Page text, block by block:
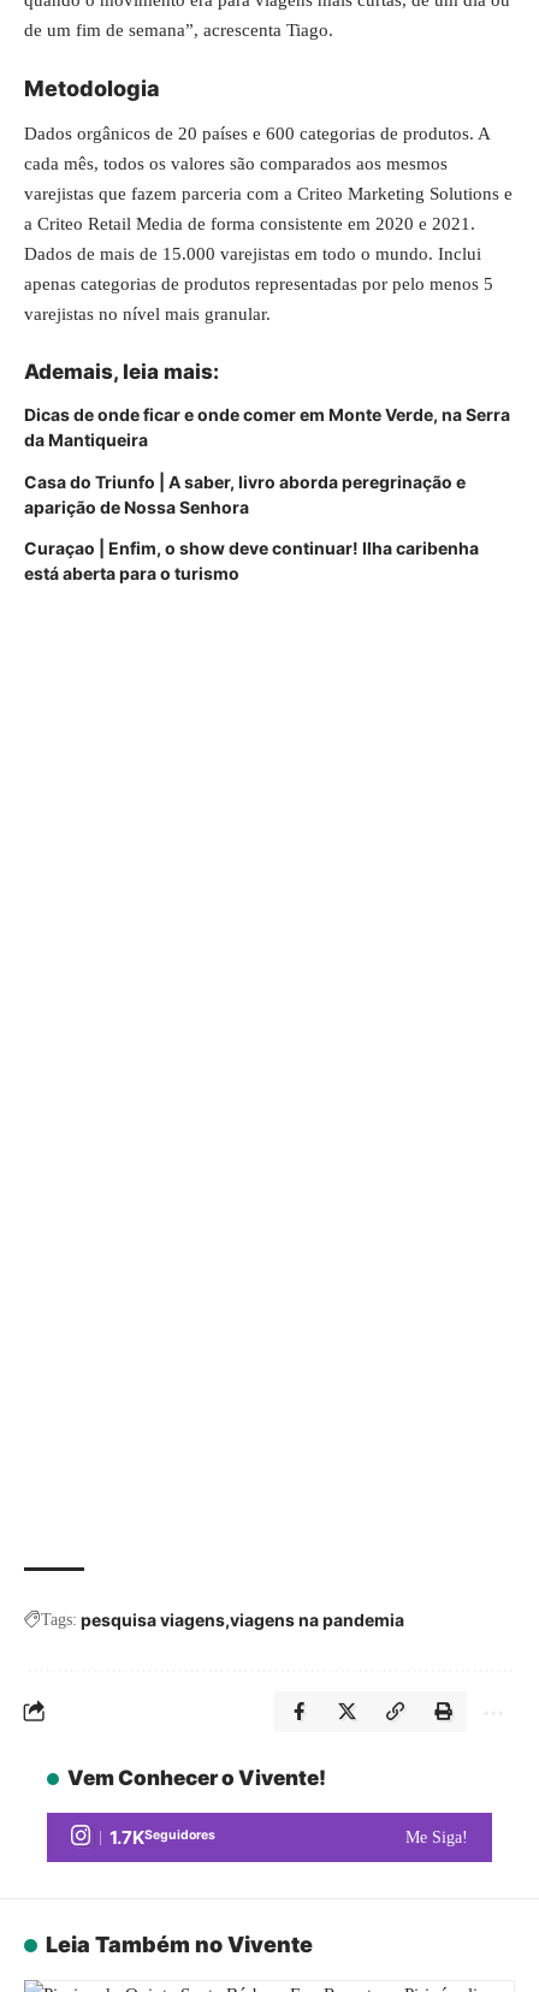
de um fim de semana”, acrescenta Tiago.
Metodologia
Dados orgânicos de 20 países e 600 categorias de produtos. A
cada mês, todos os valores são comparados aos mesmos
varejistas que fazem parceria com a Criteo Marketing Solutions e
a Criteo Retail Media de forma consistente em 2020 e 2021.
Dados de mais de 15.000 varejistas em todo o mundo. Inclui
apenas categorias de produtos representadas por pelo menos 5
varejistas no nível mais granular.
Ademais, leia mais:
Dicas de onde ficar e onde comer em Monte Verde, na Serra
da Mantiqueira
Casa do Triunfo | A saber, livro aborda peregrinação e
aparição de Nossa Senhora
Curaçao | Enfim, o show deve continuar! Ilha caribenha
está aberta para o turismo
Tags: pesquisa viagens viagens na pandemia
Vem Conhecer o Vivente!
1.7KSeguidores Me Siga!
Leia Também no Vivente